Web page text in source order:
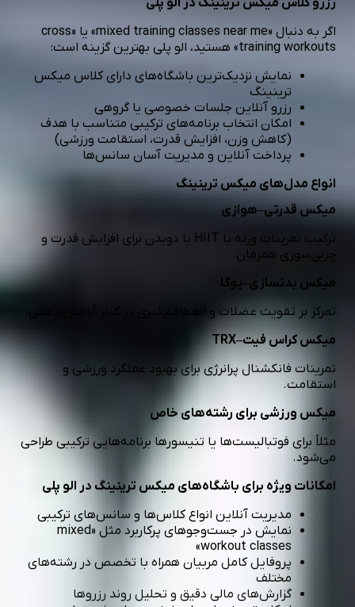
اگر به دنبال «mixed training classes near me» یا «cross
training workouts» هستید، الو پلی بهترین گزینه است:
نمایش نزدیک‌ترین باشگاه‌های دارای کلاس میکس
ترینینگ
رزرو آنلاین جلسات خصوصی یا گروهی
امکان انتخاب برنامه‌های ترکیبی متناسب با هدف
(کاهش وزن، افزایش قدرت، استقامت ورزشی)
پرداخت آنلاین و مدیریت آسان سانس‌ها
انواع مدل‌های میکس ترینینگ
میکس قدرتی–هوازی
ترکیب تمرینات وزنه با HIIT یا دویدن برای افزایش قدرت و
چربی‌سوزی همزمان.
میکس بدنسازی–یوگا
تمرکز بر تقویت عضلات و انعطاف‌پذیری در کنار آرامش ذهنی.
میکس کراس فیت–TRX
تمرینات فانکشنال پرانرژی برای بهبود عملکرد ورزشی و
استقامت.
میکس ورزشی برای رشته‌های خاص
مثلاً برای فوتبالیست‌ها یا تنیسورها برنامه‌هایی ترکیبی طراحی
می‌شود.
امکانات ویژه برای باشگاه‌های میکس ترینینگ در الو پلی
مدیریت آنلاین انواع کلاس‌ها و سانس‌های ترکیبی
نمایش در جست‌وجوهای پرکاربرد مثل «mixed
workout classes»
پروفایل کامل مربیان همراه با تخصص در رشته‌های
مختلف
گزارش‌های مالی دقیق و تحلیل روند رزروها